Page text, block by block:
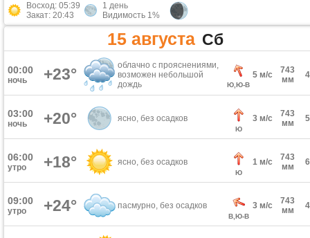
Восход: 05:39
Закат: 20:43
1 день
Видимость 1%
15 августа Сб
00:00
ночь +23°
облачно с прояснениями,
возможен небольшой
дождь
Ю,Ю-В
5 м/с
743
мм
03:00
ночь +20° ясно, без осадков
Ю
3 м/с
743
мм
06:00
утро +18° ясно, без осадков
Ю
1 м/с
743
мм
09:00
утро +24° пасмурно, без осадков
В,Ю-В
3 м/с
743
мм